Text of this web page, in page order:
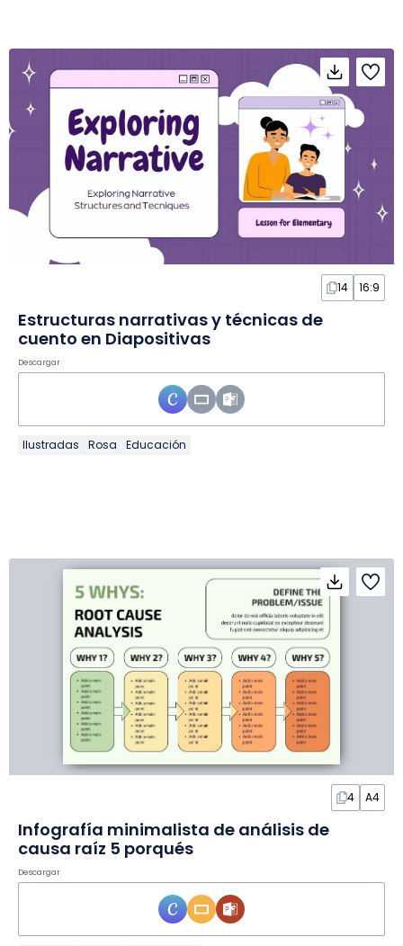
14 16:9
Estructuras narrativas y técnicas de
cuento en Diapositivas
Descargar
Ilustradas Rosa Educación
4 A4
Infografía minimalista de análisis de
causa raíz 5 porqués
Descargar